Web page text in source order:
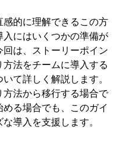
感的に理解できるこの方
入にはいくつかの準備が
回は、ストーリーポイン
方法をチームに導入する
て詳しく解説します。
方法から移行する場合で
める場合でも、このガイ
な導入を支援します。